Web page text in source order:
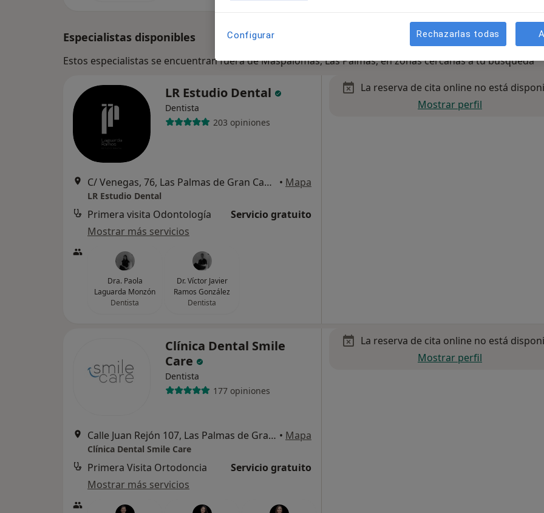
Especialistas disponibles
Estos especialistas se encuentran fuera de Maspalomas, Las Palmas, en zonas cercanas a tu búsqueda
LR Estudio Dental
Dentista
203 opiniones
C/ Venegas, 76, Las Palmas de Gran Canaria • Mapa
LR Estudio Dental
Primera visita Odontología
Servicio gratuito
Mostrar más servicios
Dra. Paola
Laguarda Monzón
Dentista
Dr. Víctor Javier
Ramos González
Dentista
La reserva de cita online no está
Mostrar perfil
Clínica Dental Smile
Care
Dentista
177 opiniones
Calle Juan Rejón 107, Las Palmas de Gran Canaria • Mapa
Clínica Dental Smile Care
Primera Visita Ortodoncia
Servicio gratuito
Mostrar más servicios
La reserva de cita online no está
Mostrar perfil
Configurar Rechazarlas todas